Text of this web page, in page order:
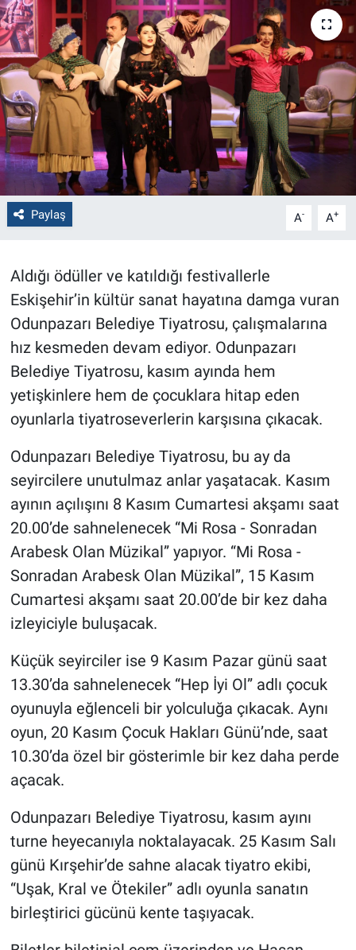
Paylaş A- A+
Aldığı ödüller ve katıldığı festivallerle
Eskişehir’in kültür sanat hayatına damga vuran
Odunpazarı Belediye Tiyatrosu, çalışmalarına
hız kesmeden devam ediyor. Odunpazarı
Belediye Tiyatrosu, kasım ayında hem
yetişkinlere hem de çocuklara hitap eden
oyunlarla tiyatroseverlerin karşısına çıkacak.
Odunpazarı Belediye Tiyatrosu, bu ay da
seyircilere unutulmaz anlar yaşatacak. Kasım
ayının açılışını 8 Kasım Cumartesi akşamı saat
20.00’de sahnelenecek “Mi Rosa - Sonradan
Arabesk Olan Müzikal” yapıyor. “Mi Rosa -
Sonradan Arabesk Olan Müzikal”, 15 Kasım
Cumartesi akşamı saat 20.00’de bir kez daha
izleyiciyle buluşacak.
Küçük seyirciler ise 9 Kasım Pazar günü saat
13.30’da sahnelenecek “Hep İyi Ol” adlı çocuk
oyunuyla eğlenceli bir yolculuğa çıkacak. Aynı
oyun, 20 Kasım Çocuk Hakları Günü’nde, saat
10.30’da özel bir gösterimle bir kez daha perde
açacak.
Odunpazarı Belediye Tiyatrosu, kasım ayını
turne heyecanıyla noktalayacak. 25 Kasım Salı
günü Kırşehir’de sahne alacak tiyatro ekibi,
“Uşak, Kral ve Ötekiler” adlı oyunla sanatın
birleştirici gücünü kente taşıyacak.
Gezi
Genel
Çevre
Yerel
Magazin